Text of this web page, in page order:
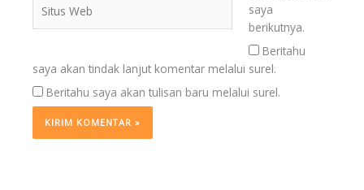
Web
saya
berikutnya.
Beritahu
saya akan tindak lanjut komentar melalui surel.
Beritahu saya akan tulisan baru melalui surel.